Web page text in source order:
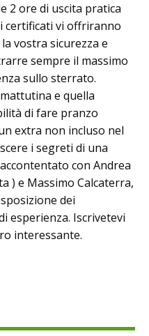
2 ore di uscita pratica
vi offriranno
vostra sicurezza e
sempre il massimo
sullo sterrato.
e quella
di fare pranzo
extra non incluso nel
i segreti di una
con Andrea
) e Massimo Calcaterra,
dei
esperienza. Iscrivetevi
interessante.